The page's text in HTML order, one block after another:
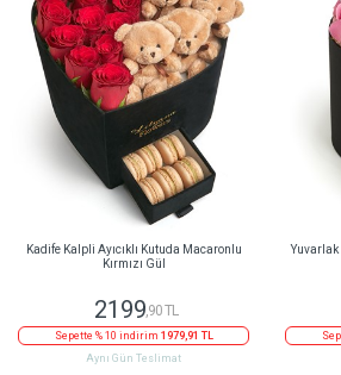
Kadife Kalpli Ayıcıklı Kutuda Macaronlu
Kırmızı Gül
2199,90 TL
Sepette % 10 indirim 1979,91 TL
Aynı Gün Teslimat
Yuvarlak